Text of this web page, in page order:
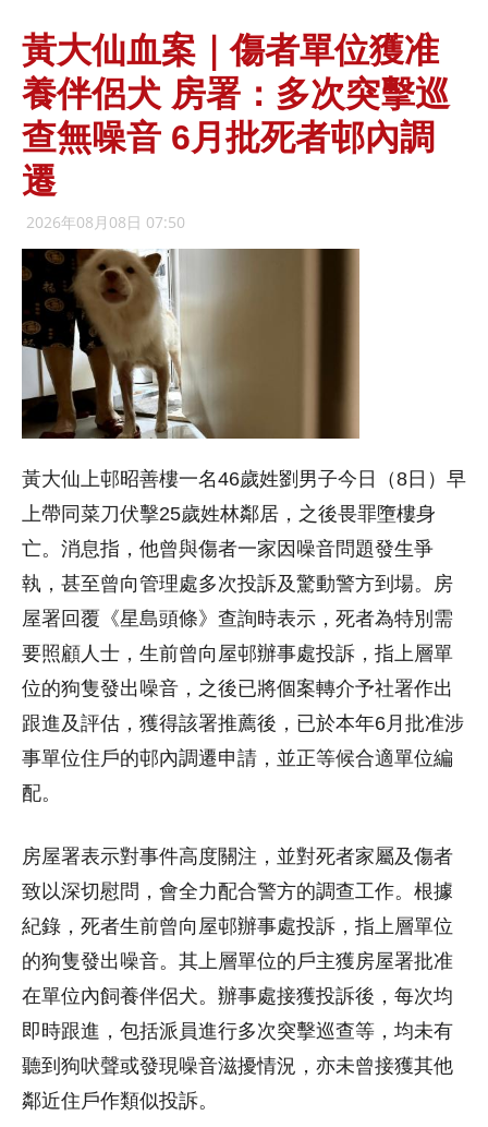
黃大仙血案｜傷者單位獲准
養伴侶犬 房署：多次突擊巡
查無噪音 6月批死者邨內調
遷
2026年08月08日 07:50
黃大仙上邨昭善樓一名46歲姓劉男子今日（8日）早
上帶同菜刀伏擊25歲姓林鄰居，之後畏罪墮樓身
亡。消息指，他曾與傷者一家因噪音問題發生爭
執，甚至曾向管理處多次投訴及驚動警方到場。房
屋署回覆《星島頭條》查詢時表示，死者為特別需
要照顧人士，生前曾向屋邨辦事處投訴，指上層單
位的狗隻發出噪音，之後已將個案轉介予社署作出
跟進及評估，獲得該署推薦後，已於本年6月批准涉
事單位住戶的邨內調遷申請，並正等候合適單位編
配。
房屋署表示對事件高度關注，並對死者家屬及傷者
致以深切慰問，會全力配合警方的調查工作。根據
紀錄，死者生前曾向屋邨辦事處投訴，指上層單位
的狗隻發出噪音。其上層單位的戶主獲房屋署批准
在單位內飼養伴侶犬。辦事處接獲投訴後，每次均
即時跟進，包括派員進行多次突擊巡查等，均未有
聽到狗吠聲或發現噪音滋擾情況，亦未曾接獲其他
鄰近住戶作類似投訴。